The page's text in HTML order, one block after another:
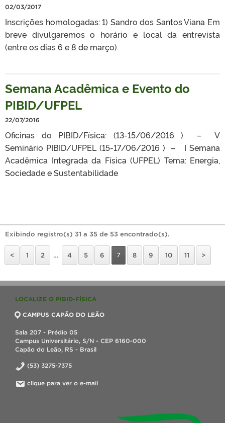
02/03/2017
Inscrições homologadas: 1) Sandro dos Santos Viana Em
breve divulgaremos o horário e local da entrevista
(entre os dias 6 e 8 de março).
Semana Acadêmica e Evento do
PIBID/UFPEL
22/07/2016
Oficinas do PIBID/Física: (13-15/06/2016 ) – V
Seminário PIBID/UFPEL (15-17/06/2016 ) – I Semana
Acadêmica Integrada da Física (UFPEL) Tema: Energia,
Sociedade e Sustentabilidade
Exibindo registro(s) 31 a 35 de 53 encontrado(s).
< 1 2 … 4 5 6 7 8 9 10 11 >
LOCALIZE O PIBID-FÍSICA
CAMPUS CAPÃO DO LEÃO
Sala 207 - Prédio 05
Campus Universitário, S/N - CEP 6160-000
Capão do Leão, RS - Brasil
(53) 3275-7375
clique para ver o e-mail